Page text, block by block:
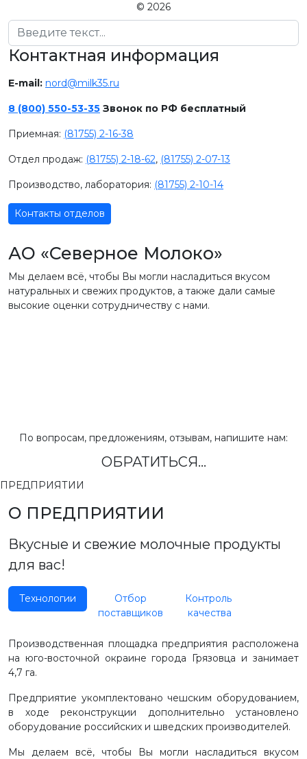
© 2026
Поиск
Контактная информация
E-mail: nord@milk35.ru
8 (800) 550-53-35 Звонок по РФ бесплатный
Приемная: (81755) 2-16-38
Отдел продаж: (81755) 2-18-62, (81755) 2-07-13
Производство, лаборатория: (81755) 2-10-14
Контакты отделов
АО «Северное Молоко»
Мы делаем всё, чтобы Вы могли насладиться вкусом
натуральных и свежих продуктов, а также дали самые
высокие оценки сотрудничеству с нами.
По вопросам, предложениям, отзывам, напишите нам:
ОБРАТИТЬСЯ...
ПРЕДПРИЯТИИ
О ПРЕДПРИЯТИИ
Вкусные и свежие молочные продукты
для вас!
Технологии
Отбор
поставщиков
Контроль
качества
Производственная площадка предприятия расположена
на юго-восточной окраине города Грязовца и занимает
4,7 га.
Предприятие укомплектовано чешским оборудованием,
в ходе реконструкции дополнительно установлено
оборудование российских и шведских производителей.
Мы делаем всё, чтобы Вы могли насладиться вкусом